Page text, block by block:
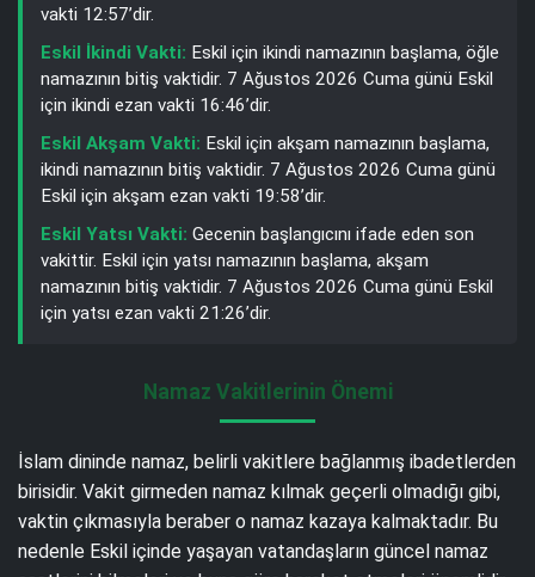
vakti 12:57’dir.
Eskil İkindi Vakti: Eskil için ikindi namazının başlama, öğle
namazının bitiş vaktidir. 7 Ağustos 2026 Cuma günü Eskil
için ikindi ezan vakti 16:46’dir.
Eskil Akşam Vakti: Eskil için akşam namazının başlama,
ikindi namazının bitiş vaktidir. 7 Ağustos 2026 Cuma günü
Eskil için akşam ezan vakti 19:58’dir.
Eskil Yatsı Vakti: Gecenin başlangıcını ifade eden son
vakittir. Eskil için yatsı namazının başlama, akşam
namazının bitiş vaktidir. 7 Ağustos 2026 Cuma günü Eskil
için yatsı ezan vakti 21:26’dir.
Namaz Vakitlerinin Önemi
İslam dininde namaz, belirli vakitlere bağlanmış ibadetlerden
birisidir. Vakit girmeden namaz kılmak geçerli olmadığı gibi,
vaktin çıkmasıyla beraber o namaz kazaya kalmaktadır. Bu
nedenle Eskil içinde yaşayan vatandaşların güncel namaz